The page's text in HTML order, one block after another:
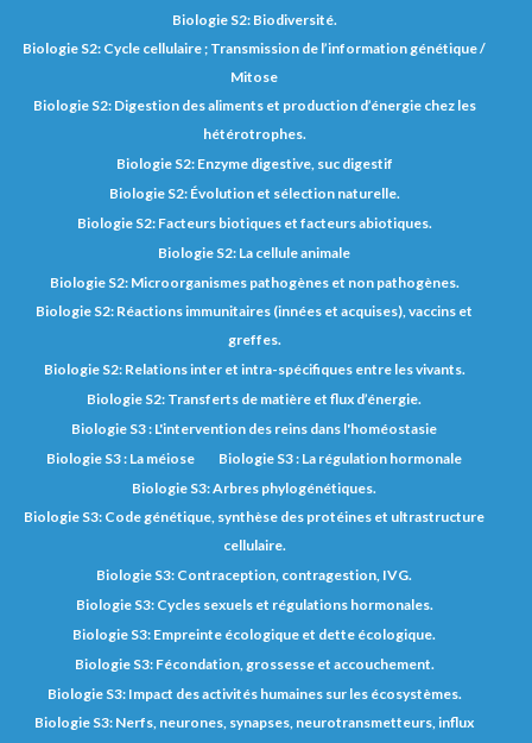
Biologie S2: Biodiversité.
Biologie S2: Cycle cellulaire ; Transmission de l’information génétique /
Mitose
Biologie S2: Digestion des aliments et production d’énergie chez les
hétérotrophes.
Biologie S2: Enzyme digestive, suc digestif
Biologie S2: Évolution et sélection naturelle.
Biologie S2: Facteurs biotiques et facteurs abiotiques.
Biologie S2: La cellule animale
Biologie S2: Microorganismes pathogènes et non pathogènes.
Biologie S2: Réactions immunitaires (innées et acquises), vaccins et
greffes.
Biologie S2: Relations inter et intra-spécifiques entre les vivants.
Biologie S2: Transferts de matière et flux d’énergie.
Biologie S3 : L'intervention des reins dans l'homéostasie
Biologie S3 : La méiose
Biologie S3 : La régulation hormonale
Biologie S3: Arbres phylogénétiques.
Biologie S3: Code génétique, synthèse des protéines et ultrastructure
cellulaire.
Biologie S3: Contraception, contragestion, IVG.
Biologie S3: Cycles sexuels et régulations hormonales.
Biologie S3: Empreinte écologique et dette écologique.
Biologie S3: Fécondation, grossesse et accouchement.
Biologie S3: Impact des activités humaines sur les écosystèmes.
Biologie S3: Nerfs, neurones, synapses, neurotransmetteurs, influx